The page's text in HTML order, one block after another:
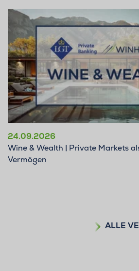
24.09.2026
Wine & Wealth | Private Markets
Vermögen
ALLE